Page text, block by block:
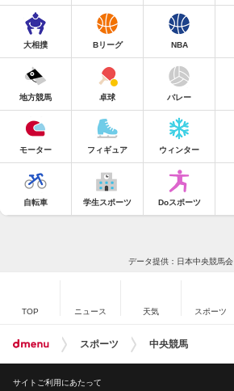
大相撲 Bリーグ NBA
地方競馬 卓球 バレー
モーター フィギュア ウィンター
自転車 学生スポーツ Doスポーツ
データ提供：日本中央競馬会
TOP ニュース 天気 スポーツ
スポーツ 中央競馬
サイトご利用にあたって